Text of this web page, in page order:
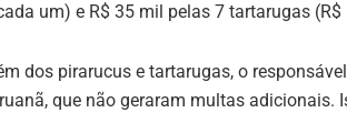
um) e R$ 35 mil pelas 7 tartarugas
dos pirarucus e tartarugas, o
que não geraram multas adicionais.